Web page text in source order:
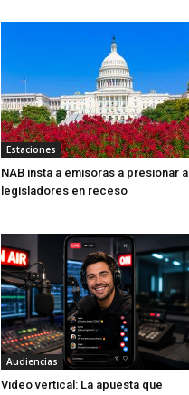
Estaciones
NAB insta a emisoras a presionar a
legisladores en receso
Audiencias
Video vertical: La apuesta que